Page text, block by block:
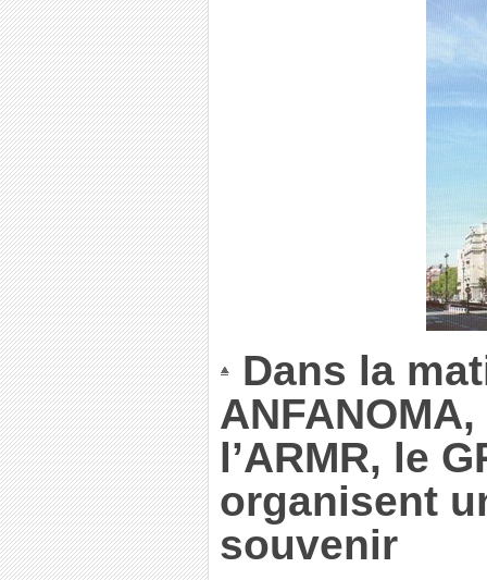
Dans la
l’ARMR, le
organisent
souvenir